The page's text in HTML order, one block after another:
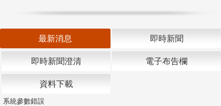
最新消息 即時新聞
即時新聞澄清 電子布告欄
資料下載
系統參數錯誤